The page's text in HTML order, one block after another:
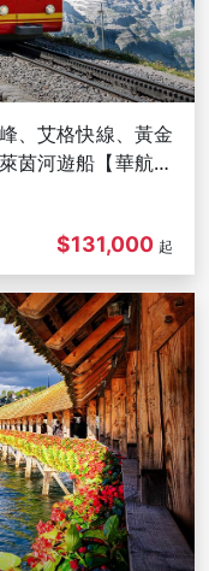
、艾格快線、黃金
茵河遊船【華航直
$131,000 起